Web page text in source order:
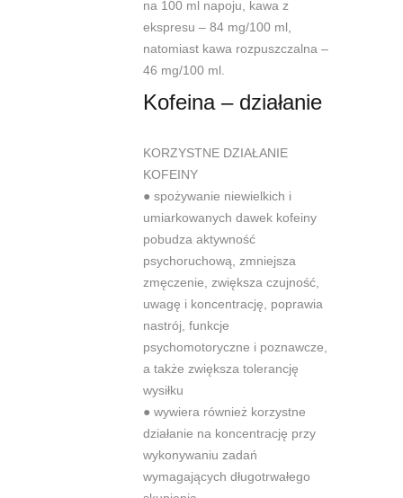
na 100 ml napoju, kawa z
ekspresu – 84 mg/100 ml,
natomiast kawa rozpuszczalna –
46 mg/100 ml.
Kofeina – działanie
KORZYSTNE DZIAŁANIE
KOFEINY
● spożywanie niewielkich i
umiarkowanych dawek kofeiny
pobudza aktywność
psychoruchową, zmniejsza
zmęczenie, zwiększa czujność,
uwagę i koncentrację, poprawia
nastrój, funkcje
psychomotoryczne i poznawcze,
a także zwiększa tolerancję
wysiłku
● wywiera również korzystne
działanie na koncentrację przy
wykonywaniu zadań
wymagających długotrwałego